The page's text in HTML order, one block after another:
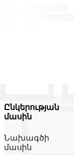
Ընկերության
մասին
Նախագծի
մասին